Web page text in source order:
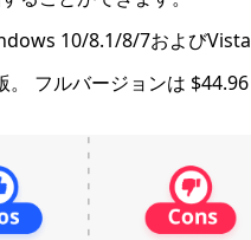
10/8.1/8/7およびVista
。 フルバージョンは $44.96